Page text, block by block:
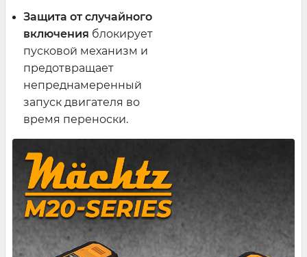
Защита от случайного
включения блокирует
пусковой механизм и
предотвращает
непреднамеренный
запуск двигателя во
время переноски.